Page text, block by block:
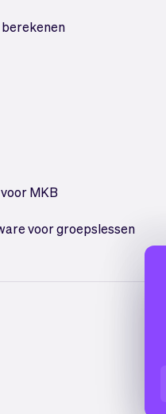
MKB
voor groepslessen